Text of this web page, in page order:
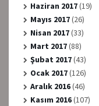
Haziran 2017(19)
Mayıs 2017(26)
Nisan 2017(33)
Mart 2017(88)
Şubat 2017(43)
Ocak 2017(126)
Aralık 2016(46)
Kasım 2016(107)